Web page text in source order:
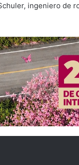
ingeniero de